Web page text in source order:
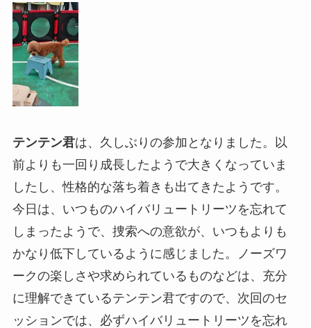
テンテン君は、久しぶりの参加となりました。以
前よりも一回り成長したようで大きくなっていま
したし、性格的な落ち着きも出てきたようです。
今日は、いつものハイバリュートリーツを忘れて
しまったようで、捜索への意欲が、いつもよりも
かなり低下しているように感じました。ノーズワ
ークの楽しさや求められているものなどは、充分
に理解できているテンテン君ですので、次回のセ
ッションでは、必ずハイバリュートリーツを忘れ